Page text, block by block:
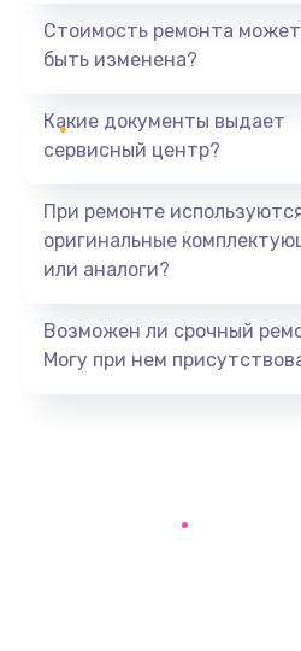
1440 руб.
Ремонт
Замена
Ремонт цепи
Стоимость ремонта может
быть изменена?
Какие документы выдает
сервисный центр?
При ремонте
оригинальные
или аналоги?
Возможен ли срочный
Могу при нем